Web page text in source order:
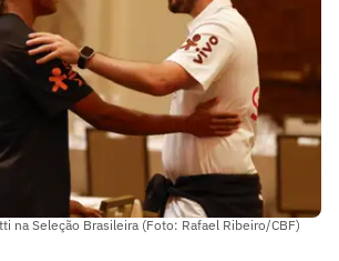
na Seleção Brasileira (Foto: Rafael Ribeiro/CBF)